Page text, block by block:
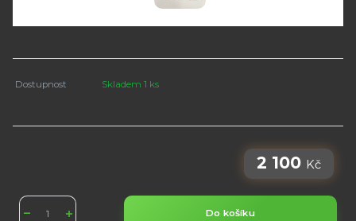
Dostupnost Skladem 1 ks
2 100 Kč
Do košíku